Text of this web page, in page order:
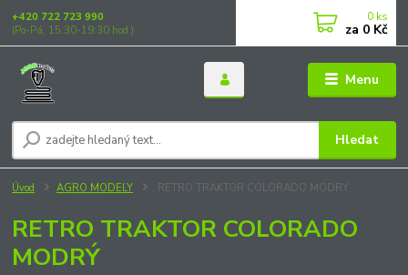
Menu
Hledat
+420 722 723 990
(Po-Pá, 15:30-19:30 hod.)
0 ks
za 0 Kč
Úvod AGRO MODELY RETRO TRAKTOR COLORADO MODRÝ
RETRO TRAKTOR COLORADO
MODRÝ